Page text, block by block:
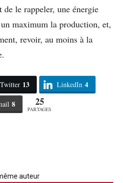
le rappeler, une énergie
maximum la production, et,
revoir, au moins à la
Twitter 13 LinkedIn 4
8 25
PARTAGES
auteur